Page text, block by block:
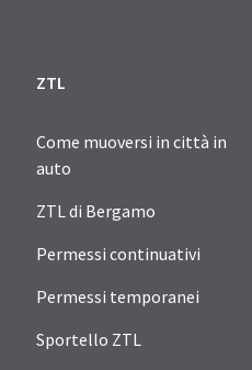
ZTL
Come muoversi in città in
auto
ZTL di Bergamo
Permessi continuativi
Permessi temporanei
Sportello ZTL